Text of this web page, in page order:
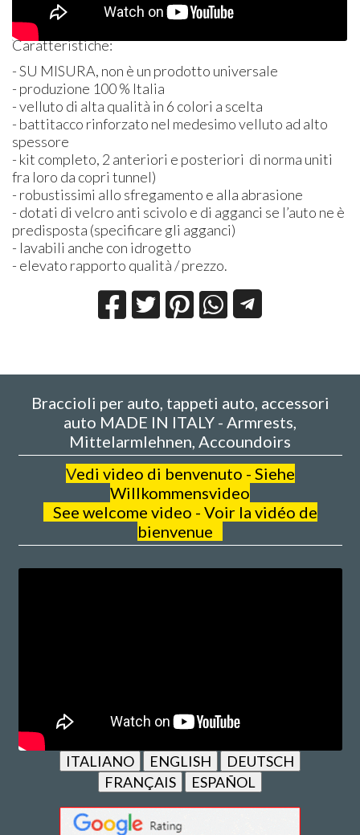
Caratteristiche:
- SU MISURA, non è un prodotto universale
- produzione 100 % Italia
- velluto di alta qualità in 6 colori a scelta
- battitacco rinforzato nel medesimo velluto ad alto
spessore
- kit completo, 2 anteriori e posteriori di norma uniti
fra loro da copri tunnel)
- robustissimi allo sfregamento e alla abrasione
- dotati di velcro anti scivolo e di agganci se l’auto ne è
predisposta (specificare gli agganci)
- lavabili anche con idrogetto
- elevato rapporto qualità / prezzo.
Braccioli per auto, tappeti auto, accessori
auto MADE IN ITALY - Armrests,
Mittelarmlehnen, Accoundoirs
Vedi video di benvenuto - Siehe
Willkommensvideo
See welcome video - Voir la vidéo de
bienvenue
ITALIANO ENGLISH
DEUTSCH
FRANÇAIS
ESPAÑOL